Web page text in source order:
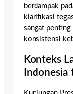
berdampak
klarifikasi
sangat
konsistensi
Konteks
Indonesia